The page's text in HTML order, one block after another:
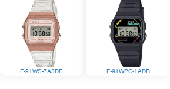
F-91WS-7A3DF F-91WPC-1ADR